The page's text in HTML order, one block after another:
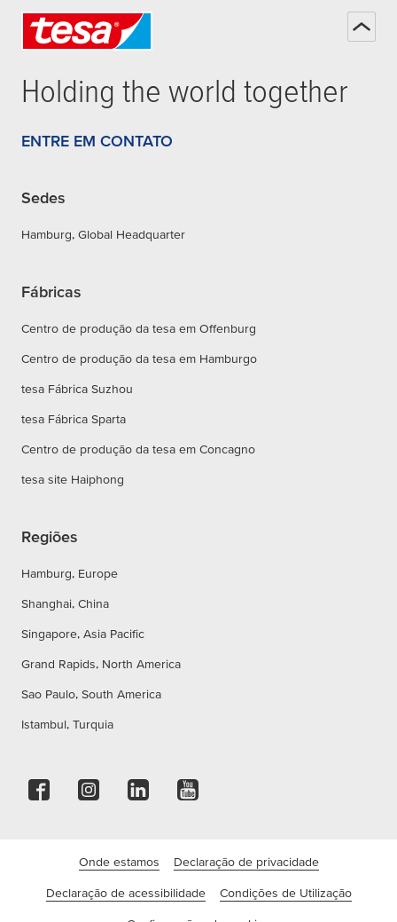
Holding the world together
ENTRE EM CONTATO
Sedes
Hamburg, Global Headquarter
Fábricas
Centro de produção da tesa em Offenburg
Centro de produção da tesa em Hamburgo
tesa Fábrica Suzhou
tesa Fábrica Sparta
Centro de produção da tesa em Concagno
tesa site Haiphong
Regiões
Hamburg, Europe
Shanghai, China
Singapore, Asia Pacific
Grand Rapids, North America
Sao Paulo, South America
Istambul, Turquia
Onde estamos Declaração de privacidade
Declaração de acessibilidade Condições de Utilização